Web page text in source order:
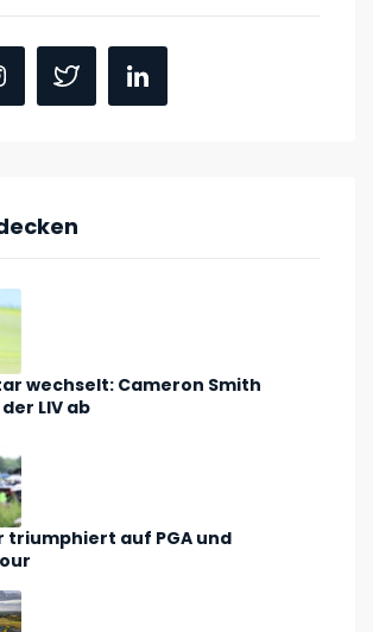
wechselt: Cameron Smith
LIV ab
triumphiert auf PGA und